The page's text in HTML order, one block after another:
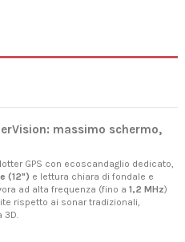
massimo schermo,
GPS con ecoscandaglio dedicato,
(12") e lettura chiara di fondale e
ad alta frequenza (fino a 1,2 MHz)
rispetto ai sonar tradizionali,